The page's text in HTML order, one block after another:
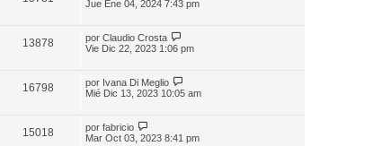
Jue Ene 04, 2024 7:43 pm
13878 por Claudio Crosta
Vie Dic 22, 2023 1:06 pm
16798 por Ivana Di Meglio
Mié Dic 13, 2023 10:05 am
15018 por fabricio
Mar Oct 03, 2023 8:41 pm